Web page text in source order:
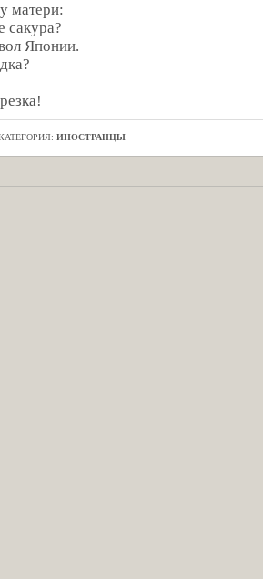
матери:
сакура?
Японии.
ИНОСТРАНЦЫ